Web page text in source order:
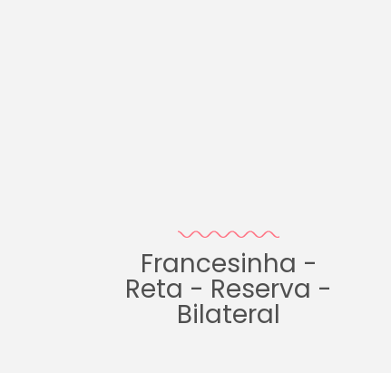
Francesinha -
Reta - Reserva -
Bilateral